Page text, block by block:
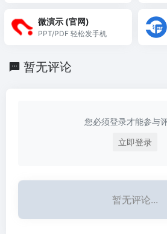
微演示 (官网)
PPT/PDF 轻松发手机
暂无评论
您必须登录才能参与
立即登录
暂无评论...